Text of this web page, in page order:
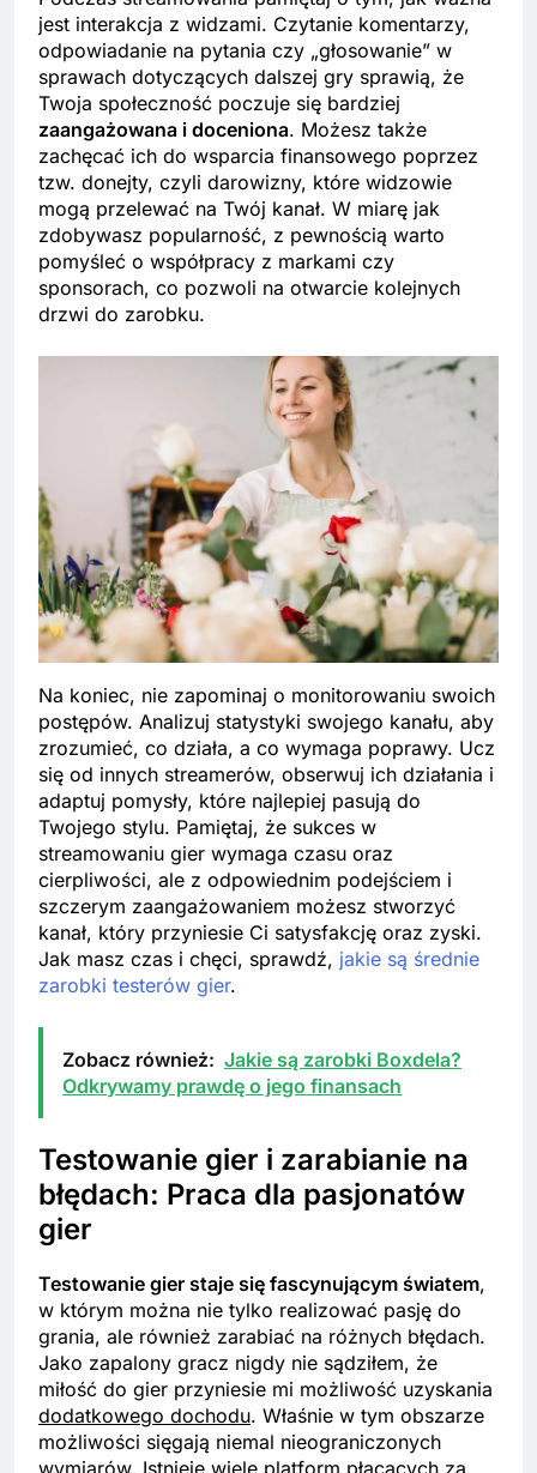
jest interakcja z widzami. Czytanie komentarzy,
odpowiadanie na pytania czy „głosowanie” w
sprawach dotyczących dalszej gry sprawią, że
Twoja społeczność poczuje się bardziej
zaangażowana i doceniona. Możesz także
zachęcać ich do wsparcia finansowego poprzez
tzw. donejty, czyli darowizny, które widzowie
mogą przelewać na Twój kanał. W miarę jak
zdobywasz popularność, z pewnością warto
pomyśleć o współpracy z markami czy
sponsorach, co pozwoli na otwarcie kolejnych
drzwi do zarobku.
Na koniec, nie zapominaj o monitorowaniu swoich
postępów. Analizuj statystyki swojego kanału, aby
zrozumieć, co działa, a co wymaga poprawy. Ucz
się od innych streamerów, obserwuj ich działania i
adaptuj pomysły, które najlepiej pasują do
Twojego stylu. Pamiętaj, że sukces w
streamowaniu gier wymaga czasu oraz
cierpliwości, ale z odpowiednim podejściem i
szczerym zaangażowaniem możesz stworzyć
kanał, który przyniesie Ci satysfakcję oraz zyski.
Jak masz czas i chęci, sprawdź, jakie są średnie
zarobki testerów gier.
Zobacz również: Jakie są zarobki Boxdela?
Odkrywamy prawdę o jego finansach
Testowanie gier i zarabianie na
błędach: Praca dla pasjonatów
gier
Testowanie gier staje się fascynującym światem,
w którym można nie tylko realizować pasję do
grania, ale również zarabiać na różnych błędach.
Jako zapalony gracz nigdy nie sądziłem, że
miłość do gier przyniesie mi możliwość uzyskania
dodatkowego dochodu. Właśnie w tym obszarze
możliwości sięgają niemal nieograniczonych
wymiarów. Istnieje wiele platform płacących za